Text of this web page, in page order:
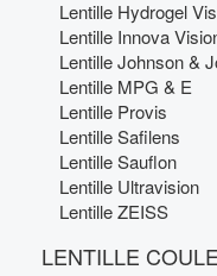
Lentille Hydrogel
Lentille Innova
Lentille Johnson &
Lentille MPG & E
Lentille Provis
Lentille Safilens
Lentille Sauflon
Lentille Ultravision
Lentille ZEISS
LENTILLE